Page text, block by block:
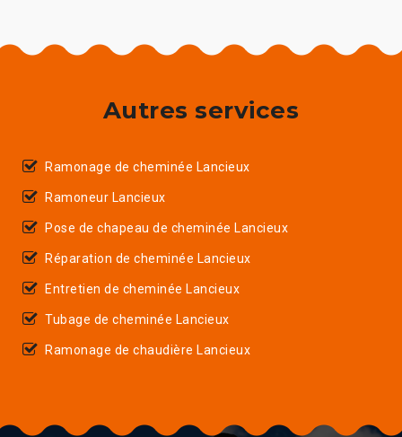
Autres services
Ramonage de cheminée Lancieux
Ramoneur Lancieux
Pose de chapeau de cheminée Lancieux
Réparation de cheminée Lancieux
Entretien de cheminée Lancieux
Tubage de cheminée Lancieux
Ramonage de chaudière Lancieux